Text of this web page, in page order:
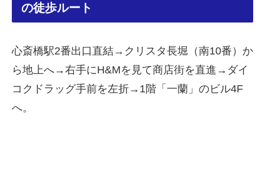
の徒歩ルート
心斎橋駅2番出口直結→クリスタ長堀（南10番）か
ら地上へ→右手にH&Mを見て商店街を直進→ダイ
コクドラッグ手前を左折→1階「一蘭」のビル4F
へ。